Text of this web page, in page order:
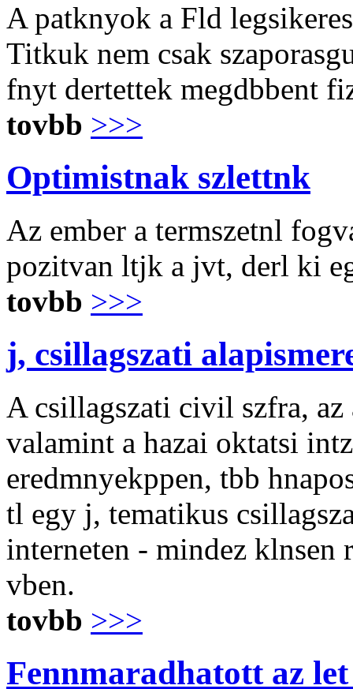
A patknyok a Fld
Titkuk nem csak
fnyt dertettek megdbbent
tovbb >>>
Optimistnak szlettnk
Az ember a termszetnl
pozitvan ltjk a jvt, derl ki
tovbb >>>
j, csillagszati
A csillagszati civil szfra, az
valamint a hazai oktatsi
eredmnyekppen, tbb
tl egy j, tematikus
interneten - mindez klnsen
vben.
tovbb >>>
Fennmaradhatott az